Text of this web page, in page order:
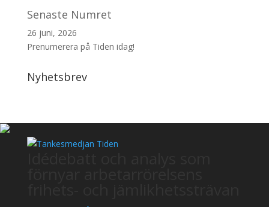
Senaste Numret
26 juni, 2026
Prenumerera på Tiden idag!
Nyhetsbrev